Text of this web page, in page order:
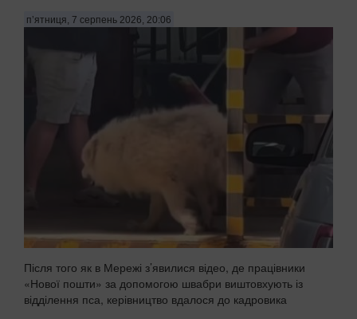
п’ятниця, 7 серпень 2026, 20:06
Після того як в Мережі з’явилися відео, де працівники
«Нової пошти» за допомогою швабри виштовхують із
відділення пса, керівництво вдалося до кадровика